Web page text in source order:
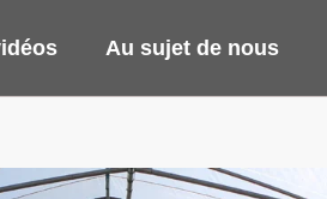
Au sujet de nous